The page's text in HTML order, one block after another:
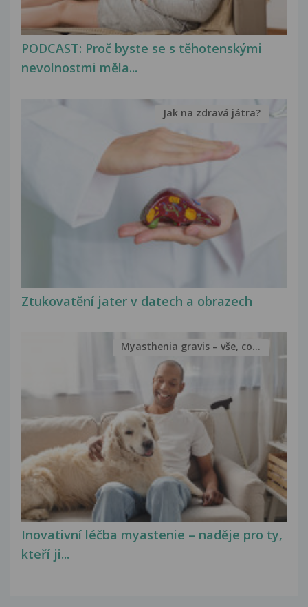
PODCAST: Proč byste se s těhotenskými
nevolnostmi měla...
Ztukovatění jater v datech a obrazech
Jak na zdravá játra?
Inovativní léčba myastenie – naděje pro ty,
kteří ji...
Myasthenia gravis – vše, co...